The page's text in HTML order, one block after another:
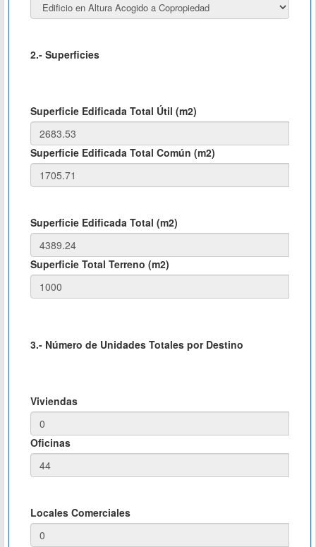
2.- Superficies
Superficie Edificada Total Útil (m2)
Superficie Edificada Total Común (m2)
Superficie Edificada Total (m2)
Superficie Total Terreno (m2)
3.- Número de Unidades Totales por Destino
Viviendas
Oficinas
Locales Comerciales